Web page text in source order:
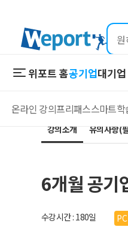
위포트 홈공기업
온라인 강의프리패스스마트
대기
온라인 강
프리패스
스마트학
강의소개 유의사항(
6개월 공기
수강시간 : 180일